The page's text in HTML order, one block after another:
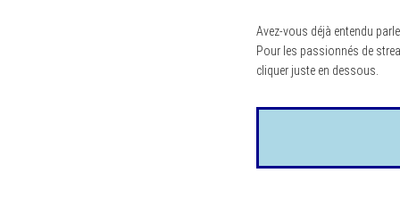
Avez-vous déjà entendu
Pour les passionnés de
cliquer juste en dessous.